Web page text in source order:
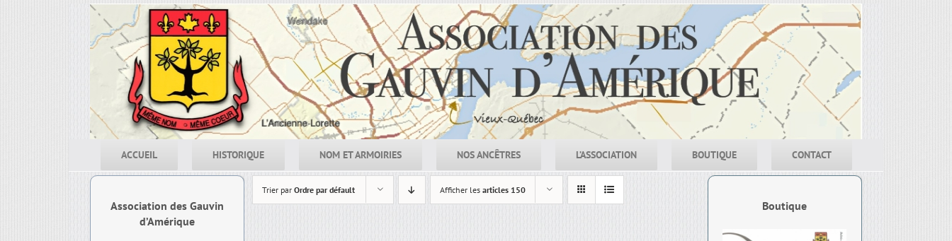
ACCUEIL HISTORIQUE NOM ET ARMOIRIES NOS ANCÊTRES L’ASSOCIATION BOUTIQUE CONTACT
Trier par Ordre par défault Afficher les articles 150
Association des Gauvin
d’Amérique
Boutique